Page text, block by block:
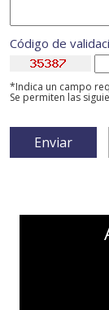
Código de
*Indica un campo
Se permiten las